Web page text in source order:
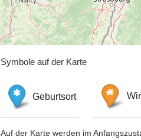
Symbole auf der Karte
Geburtsort
Auf der Karte werden im